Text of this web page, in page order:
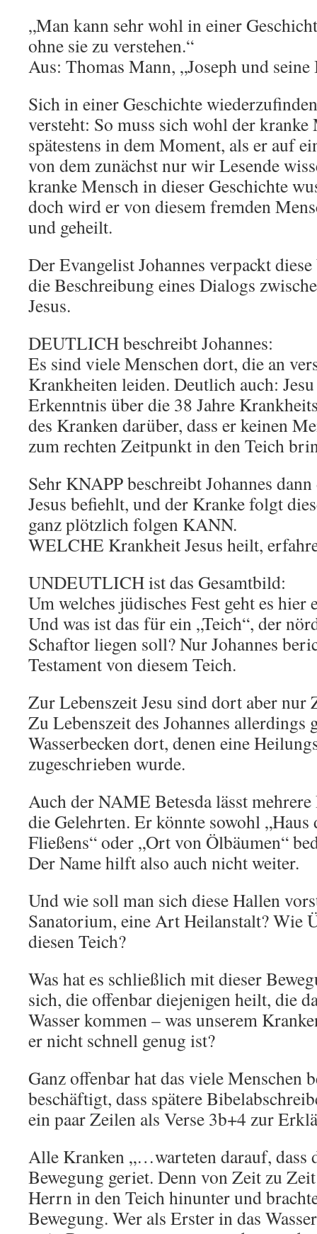
„Man kann sehr wohl in einer
ohne sie zu verstehen.“
Aus: Thomas Mann, „Joseph und
Sich in einer Geschichte
versteht: So muss sich wohl der
spätestens in dem Moment, als er auf
von dem zunächst nur wir Lesende
kranke Mensch in dieser Geschichte
doch wird er von diesem fremden
und geheilt.
Der Evangelist Johannes verpackt
die Beschreibung eines Dialogs
Jesus.
DEUTLICH beschreibt Johannes:
Es sind viele Menschen dort, die an
Krankheiten leiden. Deutlich auch: Jesu
Erkenntnis über die 38 Jahre
des Kranken darüber, dass er keinen
zum rechten Zeitpunkt in den Teich
Sehr KNAPP beschreibt Johannes
Jesus befiehlt, und der Kranke folgt
ganz plötzlich folgen KANN.
WELCHE Krankheit Jesus heilt,
UNDEUTLICH ist das Gesamtbild:
Um welches jüdisches Fest geht es hier
Und was ist das für ein „Teich“, der
Schaftor liegen soll? Nur Johannes
Testament von diesem Teich.
Zur Lebenszeit Jesu sind dort aber nur
Zu Lebenszeit des Johannes allerdings
Wasserbecken dort, denen eine
zugeschrieben wurde.
Auch der NAME Betesda lässt
die Gelehrten. Er könnte sowohl „Haus
Fließens“ oder „Ort von Ölbäumen“
Der Name hilft also auch nicht weiter.
Und wie soll man sich diese Hallen
Sanatorium, eine Art Heilanstalt? Wie
diesen Teich?
Was hat es schließlich mit dieser
sich, die offenbar diejenigen heilt, die
Wasser kommen – was unserem
er nicht schnell genug ist?
Ganz offenbar hat das viele Menschen
beschäftigt, dass spätere
ein paar Zeilen als Verse 3b+4 zur
Alle Kranken „…warteten darauf, dass
Bewegung geriet. Denn von Zeit zu
Herrn in den Teich hinunter und
Bewegung. Wer als Erster in das